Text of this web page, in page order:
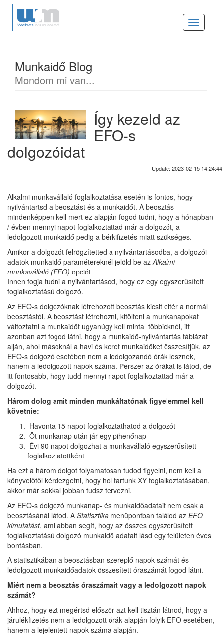
Toggle
Munkaidő Blog
Mondom mi van...
Így kezeld az
EFO-s
dolgozóidat
Update: 2023-02-15 14:24:44
Alkalmi munkavállaló foglalkoztatása esetén is fontos, hogy
nyilvántartsd a beosztást és a munkaidőt. A beosztás
mindenképpen kell mert ez alapján fogod tudni, hogy a hónapban
/ évben mennyi napot foglalkoztattad már a dolgozót, a
ledolgozott munkaidő pedig a bérkifizetés miatt szükséges.
Amikor a dolgozót felrögzítetted a nyilvántartásodba, a dolgozói
adatok munkaidő paramétereknél jelöld be azAlkalmi
munkavállaló (EFO) opciót.
Innen fogja tudni a nyilvántartásod, hogy ez egy egyszerűsített
foglalkoztatású dolgozó.
Az EFO-s dolgozóknak létrehozott beosztás kicsit eltér a normál
beosztástól. A beosztást létrehozni, kitölteni a munkanapokat
változtatni a munkaidőt ugyanúgy kell minta többieknél, itt
azonban azt fogod látni, hogy a munkaidő-nyilvántartás táblázat
alján, ahol másoknál a havi és keret munkaidőket összesítjük, az
EFO-s dolgozó esetében nem a ledolgozandó órák lesznek,
hanem a ledolgozott napok száma. Perszer az órákat is látod, de
itt fontosabb, hogy tudd mennyi napot foglalkoztattad már a
dolgozót.
Három dolog amit minden munkáltatónak figyelemmel kell
követnie:
Havonta 15 napot foglalkoztathatod a dolgozót
Öt munkanap után jár egy pihenőnap
Évi 90 napot dolgozhat a munkavállaló egyszerűsített
foglalkoztatottként
Ha ezt a három dolgot folyamatosan tudod figyelni, nem kell a
könyvelőtől kérdezgetni, hogy hol tartunk XY foglalkoztatásában,
akkor már sokkal jobban tudsz tervezni.
Az EFO-s dolgozó munkanap- és munkaidőadatait nem csak a
beosztásánál látod. A Statisztika menüpontban találod az EFO
kimutatást, ami abban segít, hogy az összes egyszerűsített
foglalkoztatású dolgozó munkaidő adatait lásd egy felületen éves
bontásban.
A statisztikában a beosztásban szereplő napok számát és
ledolgozott munkaidőadatok összesített óraszámát fogod látni.
Miért nem a beosztás óraszámait vagy a ledolgozott napok
számát?
Ahhoz, hogy ezt megértsd először azt kell tisztán látnod, hogy a
járulékfizetés nem a ledolgozott órák alapján folyik EFO esetében,
hanem a lejelentett napok száma alapján.